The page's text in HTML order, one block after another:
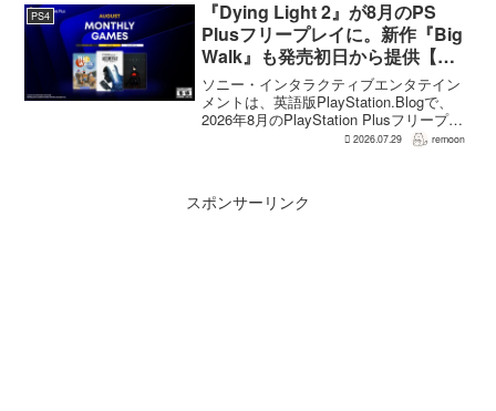
る。双方はそれらの資料を持ち寄り、作
品ごとにどの要素を...
PS4
『Dying Light 2』が8月のPS
Plusフリープレイに。新作『Big
Walk』も発売初日から提供【海
外発表】
ソニー・インタラクティブエンタテイン
メントは、英語版PlayStation.Blogで、
2026年8月のPlayStation Plusフリープレ
イとして『Dying Light 2 Stay Human:
2026.07.29 remoon
スポンサーリンク